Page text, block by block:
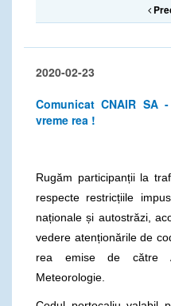
2020-02-23
Comunicat CNAIR
vreme rea !
Rugăm participanții la
respecte restricțiile
naționale și autostrăzi,
vedere atenționările de
rea emise de către
Meteorologie.